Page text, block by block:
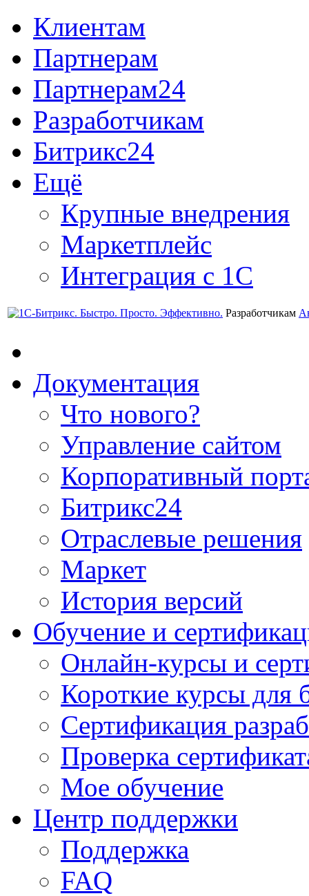
Клиентам
Партнерам
Партнерам24
Разработчикам
Битрикс24
Ещё
Крупные внедрения
Маркетплейс
Интеграция с 1С
Разработчикам
Документация
Что нового?
Управление сайтом
Корпоративный
Битрикс24
Отраслевые решения
Маркет
История версий
Обучение и
Онлайн-курсы и
Короткие курсы для
Сертификация
Проверка
Мое обучение
Центр поддержки
Поддержка
FAQ